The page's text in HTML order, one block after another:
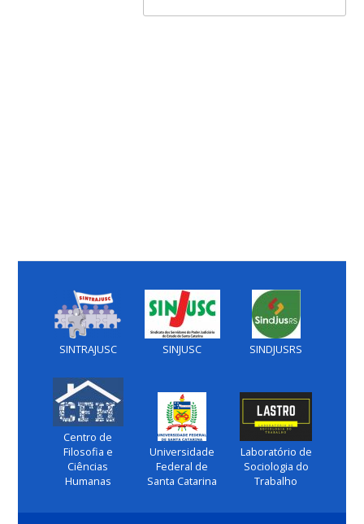
SINTRAJUSC SINJUSC SINDJUSRS
Centro de
Filosofia e
Ciências
Humanas
Universidade
Federal de
Santa Catarina
Laboratório de
Sociologia do
Trabalho